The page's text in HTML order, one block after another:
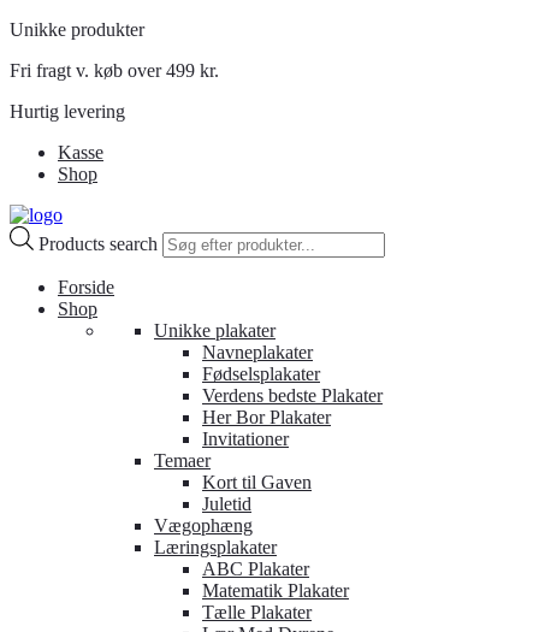
Unikke produkter
Fri fragt v. køb over 499 kr.
Hurtig levering
Kasse
Shop
Products search
Forside
Shop
Unikke plakater
Navneplakater
Fødselsplakater
Verdens bedste Plakater
Her Bor Plakater
Invitationer
Temaer
Kort til Gaven
Juletid
Vægophæng
Læringsplakater
ABC Plakater
Matematik Plakater
Tælle Plakater